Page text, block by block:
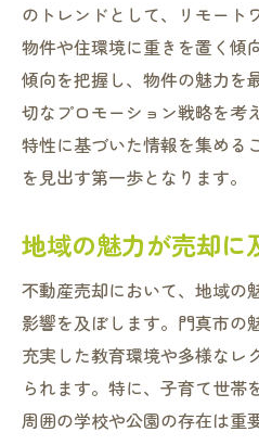
のトレンドとして、リモート
物件や住環境に重きを置く傾
傾向を把握し、物件の魅力を
切なプロモーション戦略を考
特性に基づいた情報を集める
を見出す第一歩となります。
地域の魅力が売却に
不動産売却において、地域の
影響を及ぼします。門真市の
充実した教育環境や多様なレ
られます。特に、子育て世帯
周囲の学校や公園の存在は重